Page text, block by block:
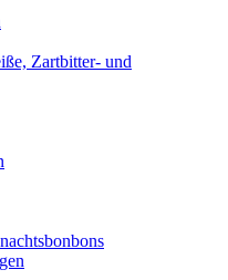
Zartbitter- und